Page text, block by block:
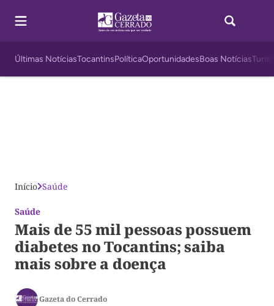
Últimas NotíciasTocantinsPolíticaOportunidadesBoas Notícias
Início Saúde
Saúde
Mais de 55 mil pessoas possuem
diabetes no Tocantins; saiba
mais sobre a doença
Gazeta do Cerrado